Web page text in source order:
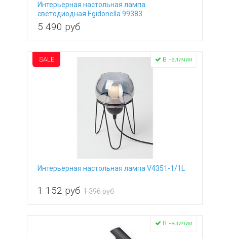
Интерьерная настольная лампа
светодиодная Egidonella 99383
5 490 руб
Интерьерная настольная лампа V4351-1/1L
1 152 руб 1 396 руб
SALE В наличии
В наличии